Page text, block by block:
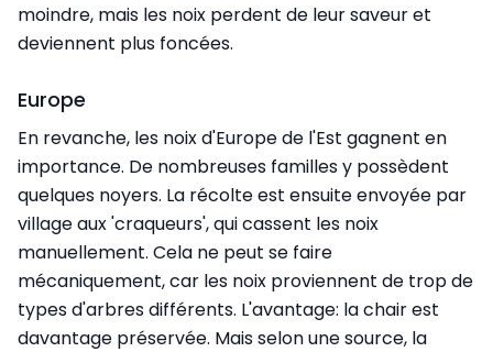
moindre, mais les noix perdent de leur saveur et
deviennent plus foncées.
Europe
En revanche, les noix d'Europe de l'Est gagnent en
importance. De nombreuses familles y possèdent
quelques noyers. La récolte est ensuite envoyée par
village aux 'craqueurs', qui cassent les noix
manuellement. Cela ne peut se faire
mécaniquement, car les noix proviennent de trop de
types d'arbres différents. L'avantage: la chair est
davantage préservée. Mais selon une source, la